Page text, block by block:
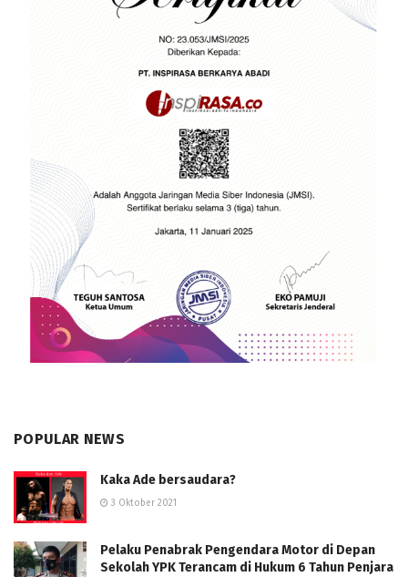
POPULAR NEWS
Kaka Ade bersaudara?
3 Oktober 2021
Pelaku Penabrak Pengendara Motor di Depan
Sekolah YPK Terancam di Hukum 6 Tahun Penjara